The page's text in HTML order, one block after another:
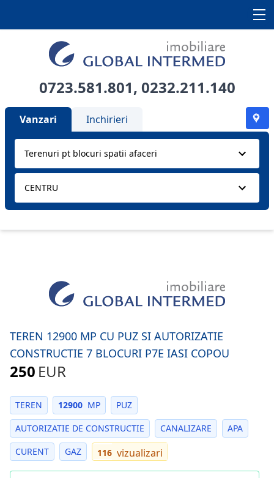
0723.581.801, 0232.211.140
Vanzari Inchirieri
Terenuri pt blocuri spatii afaceri
CENTRU
TEREN 12900 MP CU PUZ SI AUTORIZATIE
CONSTRUCTIE 7 BLOCURI P7E IASI COPOU
250 EUR
TEREN MP
12900
PUZ
AUTORIZATIE DE CONSTRUCTIE
CANALIZARE
APA
CURENT
GAZ vizualizari
116